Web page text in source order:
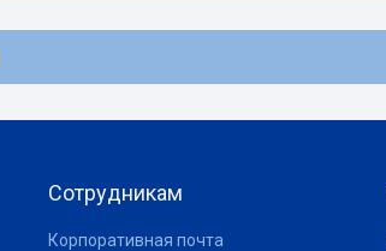
Сотрудникам
Корпоративная почта